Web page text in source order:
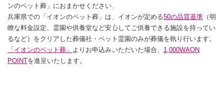
ンのペット葬」におまかせください。
兵庫県での「イオンのペット葬」は、イオンが定める50の品質基準 （明
瞭な料金設定、霊園や供養堂など安心してご供養できる施設を持ってい
るなど）をクリアした葬儀社・ペット霊園のみが葬儀を執り行います。
「イオンのペット葬」 よりお申込みいただいた場合、 1,000WAON
POINTを進呈いたします。